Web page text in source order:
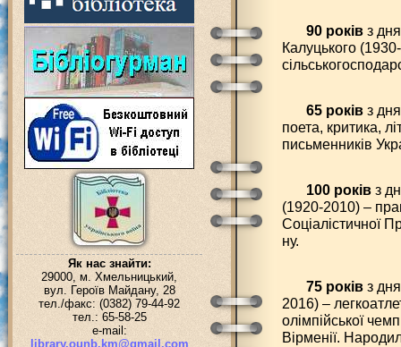
Як нас знайти:
29000, м. Хмельницький,
вул. Героїв Майдану, 28
тел./факс: (0382) 79-44-92
тел.: 65-58-25
e-mail:
library.ounb.km@gmail.com
90 роківз
Калуцького
65 роківз
поета, критика,
письменників
100 роківз
(1920-2010) –
Соціалістичної
ну.
75 роківз
2016) –
олімпійської
Вірменії.